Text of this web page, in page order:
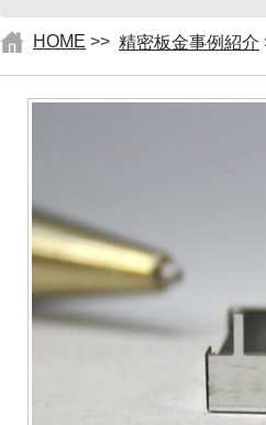
HOME >> 精密板金事例紹介